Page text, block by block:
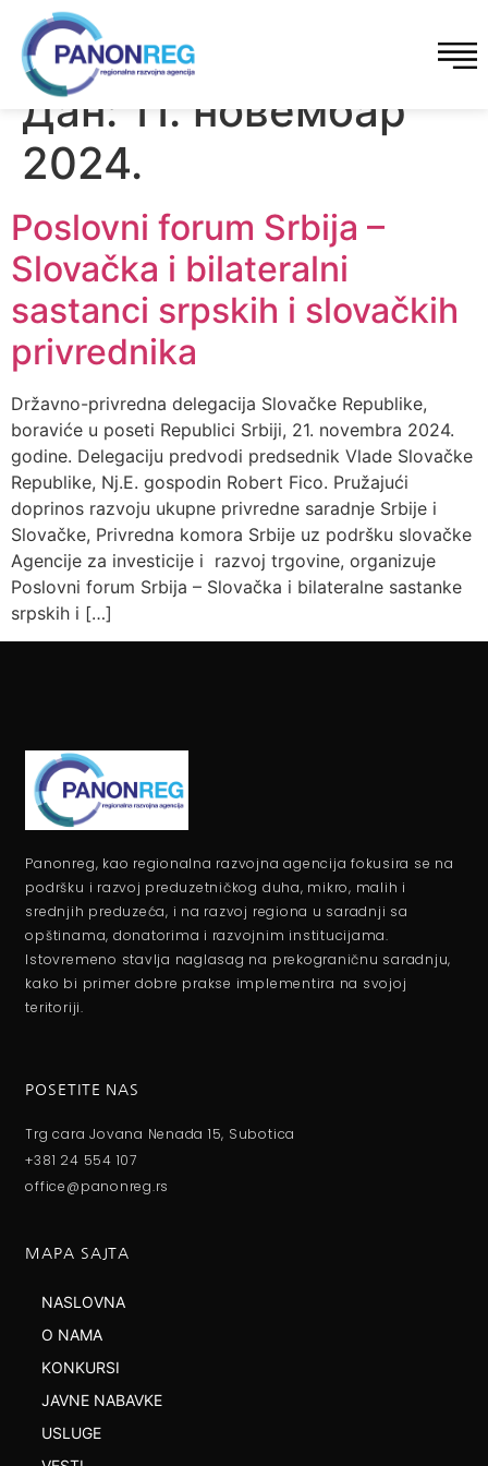
Дан: 11. новембар
2024.
Poslovni forum Srbija –
Slovačka i bilateralni
sastanci srpskih i slovačkih
privrednika
Državno-privredna delegacija Slovačke Republike,
boraviće u poseti Republici Srbiji, 21. novembra 2024.
godine. Delegaciju predvodi predsednik Vlade Slovačke
Republike, Nj.E. gospodin Robert Fico. Pružajući
doprinos razvoju ukupne privredne saradnje Srbije i
Slovačke, Privredna komora Srbije uz podršku slovačke
Agencije za investicije i razvoj trgovine, organizuje
Poslovni forum Srbija – Slovačka i bilateralne sastanke
srpskih i […]
Panonreg, kao regionalna razvojna agencija fokusira se na
podršku i razvoj preduzetničkog duha, mikro, malih i
srednjih preduzeća, i na razvoj regiona u saradnji sa
opštinama, donatorima i razvojnim institucijama.
Istovremeno stavlja naglasag na prekograničnu saradnju,
kako bi primer dobre prakse implementira na svojoj
teritoriji.
POSETITE NAS
Trg cara Jovana Nenada 15, Subotica
+381 24 554 107
office@panonreg.rs
MAPA SAJTA
NASLOVNA
O NAMA
KONKURSI
JAVNE NABAVKE
USLUGE